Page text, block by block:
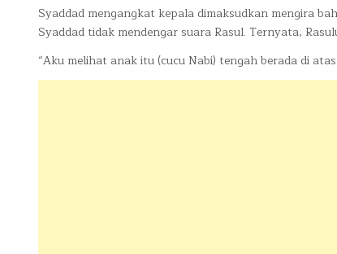
Syaddad mengangkat kepala dimaksudkan mengira
Syaddad tidak mendengar suara Rasul. Ternyata,
“Aku melihat anak itu (cucu Nabi) tengah berada di